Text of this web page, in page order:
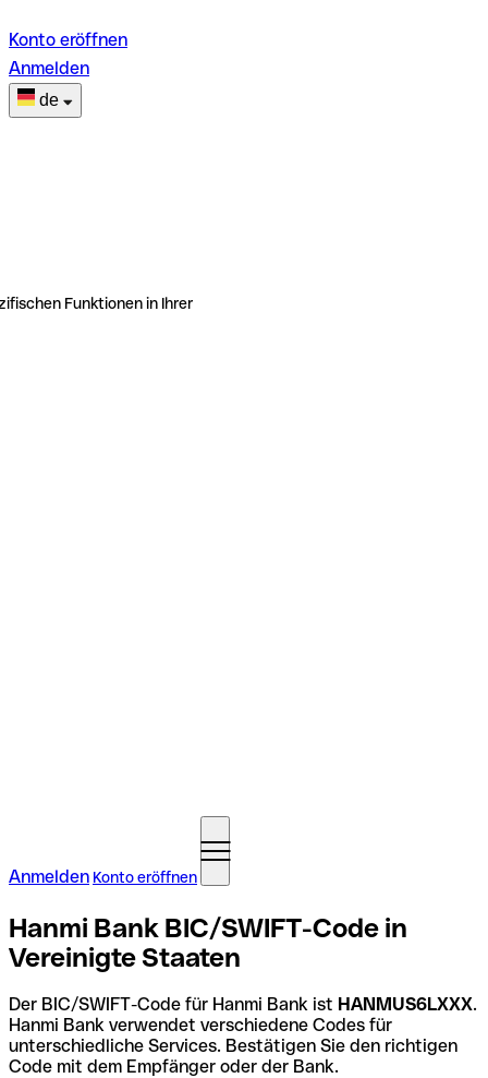
Konto eröffnen
Anmelden
de
Funktionen in Ihrer
Anmelden Konto eröffnen
Hanmi Bank BIC/SWIFT-Code in
Vereinigte Staaten
Der BIC/SWIFT-Code für Hanmi Bank ist HANMUS6LXXX.
Hanmi Bank verwendet verschiedene Codes für
unterschiedliche Services. Bestätigen Sie den richtigen
Code mit dem Empfänger oder der Bank.